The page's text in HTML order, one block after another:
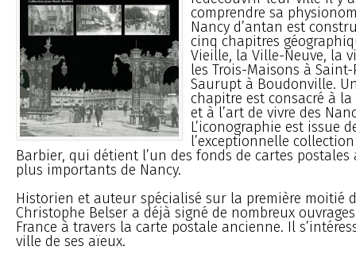
comprendre sa
Nancy d’antan est
cinq chapitres
Vieille, la Ville-Neuve, la
les Trois-Maisons à Saint-
Saurupt à Boudonville.
chapitre est consacré à
et à l’art de vivre des
L’iconographie est issue
l’exceptionnelle
Barbier, qui détient l’un des fonds de cartes postales
plus importants de Nancy.
Historien et auteur spécialisé sur la première moitié
Christophe Belser a déjà signé de nombreux
France à travers la carte postale ancienne. Il
ville de ses aïeux.